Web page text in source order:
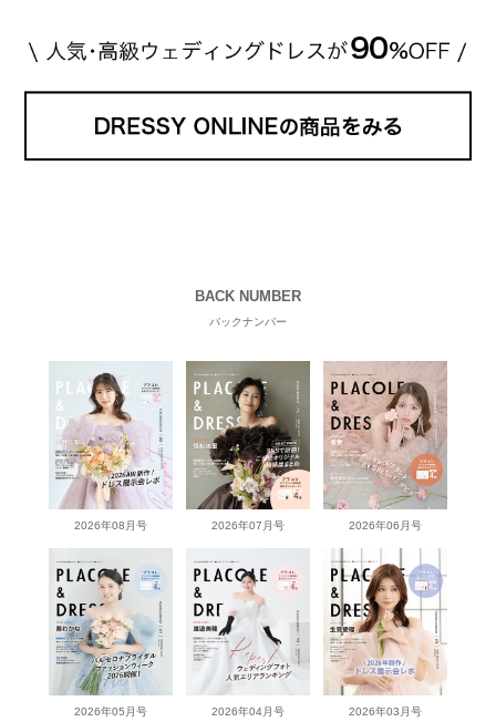
BACK NUMBER
バックナンバー
2026年08月号 2026年07月号 2026年06月号
2026年05月号 2026年04月号 2026年03月号